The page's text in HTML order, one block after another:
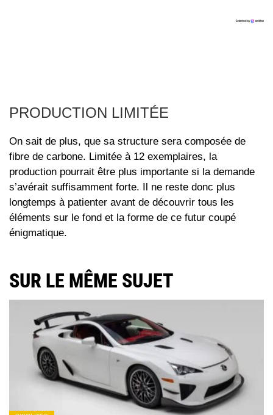
PRODUCTION LIMITÉE
On sait de plus, que sa structure sera composée de
fibre de carbone. Limitée à 12 exemplaires, la
production pourrait être plus importante si la demande
s’avérait suffisamment forte. Il ne reste donc plus
longtemps à patienter avant de découvrir tous les
éléments sur le fond et la forme de ce futur coupé
énigmatique.
SUR LE MÊME SUJET